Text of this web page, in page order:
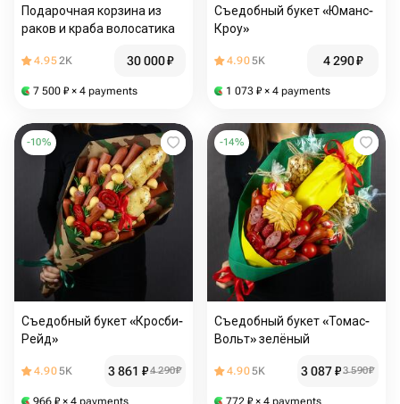
Подарочная корзина из
раков и краба волосатика
4.952K 30 000₽
7 500 ₽ × 4 payments
Съедобный букет «Юманс-
Кроу»
4.905K 4 290₽
1 073 ₽ × 4 payments
-10%
Съедобный букет «Кросби-
Рейд»
4.905K 3 861 ₽4 290₽
966 ₽ × 4 payments
-14%
Съедобный букет «Томас-
Вольт» зелёный
4.905K 3 087₽3 590₽
772 ₽ × 4 payments